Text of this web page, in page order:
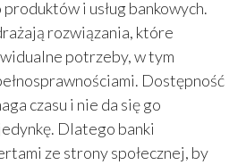
i usług bankowych.
rozwiązania, które
potrzeby, w tym
Dostępność
czasu i nie da się go
Dlatego banki
ze strony społecznej, by